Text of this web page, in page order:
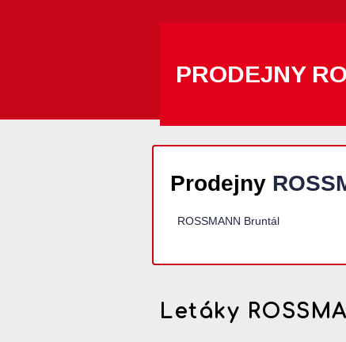
PRODEJNY
Prodejny
ROSSMANN Bruntál
Letáky